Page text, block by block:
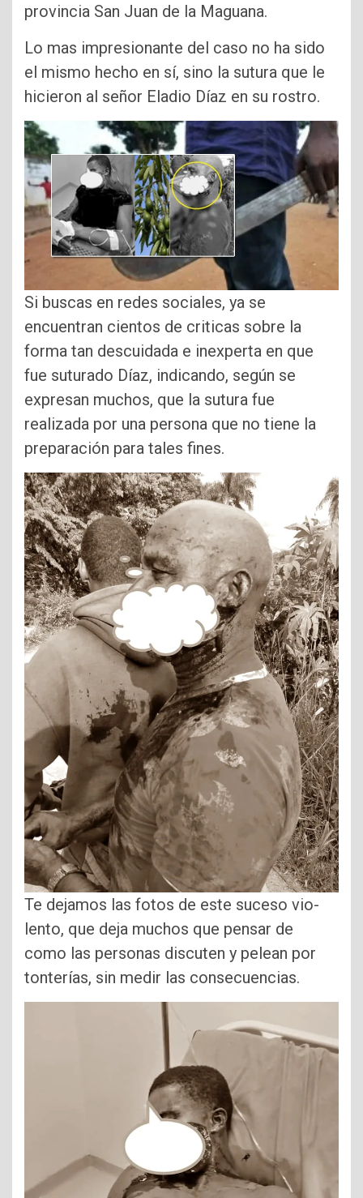
provincia San Juan de la Maguana.
Lo mas impresionante del caso no ha sido
el mismo hecho en sí, sino la sutura que le
hicieron al señor Eladio Díaz en su rostro.
Si buscas en redes sociales, ya se
encuentran cientos de criticas sobre la
forma tan descuidada e inexperta en que
fue suturado Díaz, indicando, según se
expresan muchos, que la sutura fue
realizada por una persona que no tiene la
preparación para tales fines.
Te dejamos las fotos de este suceso vio-
lento, que deja muchos que pensar de
como las personas discuten y pelean por
tonterías, sin medir las consecuencias.